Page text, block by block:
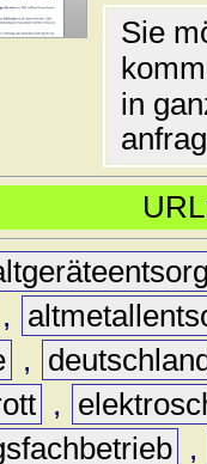
Sie
in
,
,
,
,